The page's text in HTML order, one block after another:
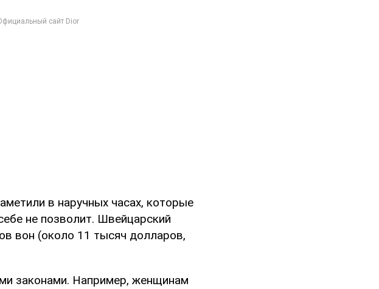
в наручных часах, которые
не позволит. Швейцарский
вон (около 11 тысяч долларов,
законами. Например, женщинам